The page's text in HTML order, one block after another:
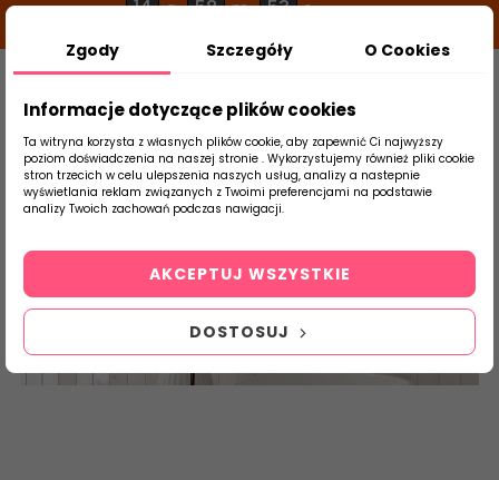
14 g 58 m 52 s
Szukaj
produktu
Strona Główna Płytki Łazienkowe
Hanoi
Zgody Szczegóły O Cookies
Informacje dotyczące plików cookies
Ta witryna korzysta z własnych plików cookie, aby zapewnić Ci najwyższy
poziom doświadczenia na naszej stronie . Wykorzystujemy również pliki cookie
stron trzecich w celu ulepszenia naszych usług, analizy a nastepnie
wyświetlania reklam związanych z Twoimi preferencjami na podstawie
analizy Twoich zachowań podczas nawigacji.
DOSTOSUJ
AKCEPTUJ WSZYSTKIE